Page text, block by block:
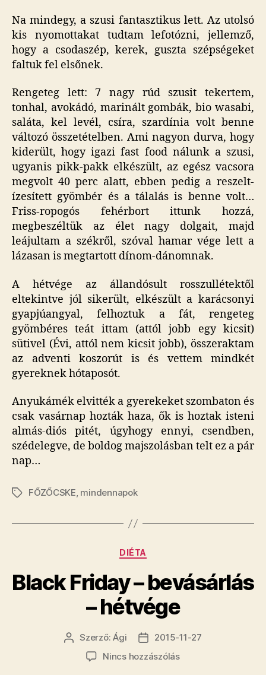
Na mindegy, a szusi fantasztikus lett. Az utolsó
kis nyomottakat tudtam lefotózni, jellemző,
hogy a csodaszép, kerek, guszta szépségeket
faltuk fel elsőnek.
Rengeteg lett: 7 nagy rúd szusit tekertem,
tonhal, avokádó, marinált gombák, bio wasabi,
saláta, kel levél, csíra, szardínia volt benne
változó összetételben. Ami nagyon durva, hogy
kiderült, hogy igazi fast food nálunk a szusi,
ugyanis pikk-pakk elkészült, az egész vacsora
megvolt 40 perc alatt, ebben pedig a reszelt-
ízesített gyömbér és a tálalás is benne volt…
Friss-ropogós fehérbort ittunk hozzá,
megbeszéltük az élet nagy dolgait, majd
leájultam a székről, szóval hamar vége lett a
lázasan is megtartott dínom-dánomnak.
A hétvége az állandósult rosszullétektől
eltekintve jól sikerült, elkészült a karácsonyi
gyapjúangyal, felhoztuk a fát, rengeteg
gyömbéres teát ittam (attól jobb egy kicsit)
sütivel (Évi, attól nem kicsit jobb), összeraktam
az adventi koszorút is és vettem mindkét
gyereknek hótaposót.
Anyukámék elvitték a gyerekeket szombaton és
csak vasárnap hozták haza, ők is hoztak isteni
almás-diós pitét, úgyhogy ennyi, csendben,
szédelegve, de boldog majszolásban telt ez a pár
nap…
CímkékFŐZŐCSKE, mindennapok
Kategóriák
DIÉTA
Black Friday – bevásárlás
– hétvége
Bejegyzés
szerzője
Szerző:Ági
Bejegyzés
dátuma
2015-11-27
Nincs hozzászólása(z)